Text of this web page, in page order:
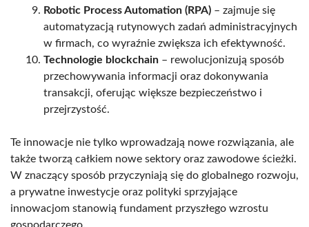
Robotic Process Automation (RPA) – zajmuje się
automatyzacją rutynowych zadań administracyjnych
w firmach, co wyraźnie zwiększa ich efektywność.
Technologie blockchain – rewolucjonizują sposób
przechowywania informacji oraz dokonywania
transakcji, oferując większe bezpieczeństwo i
przejrzystość.
Te innowacje nie tylko wprowadzają nowe rozwiązania, ale
także tworzą całkiem nowe sektory oraz zawodowe ścieżki.
W znaczący sposób przyczyniają się do globalnego rozwoju,
a prywatne inwestycje oraz polityki sprzyjające
innowacjom stanowią fundament przyszłego wzrostu